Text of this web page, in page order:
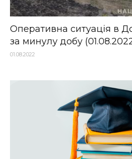
Оперативна ситуація в
за минулу добу
01.08.2022